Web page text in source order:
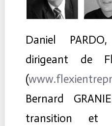
Daniel
dirigeant de
(
Bernard
transition et